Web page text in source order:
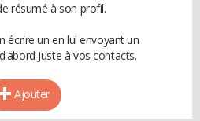
résumé à son profil.
écrire un en lui envoyant un
Juste à vos contacts.
Ajouter